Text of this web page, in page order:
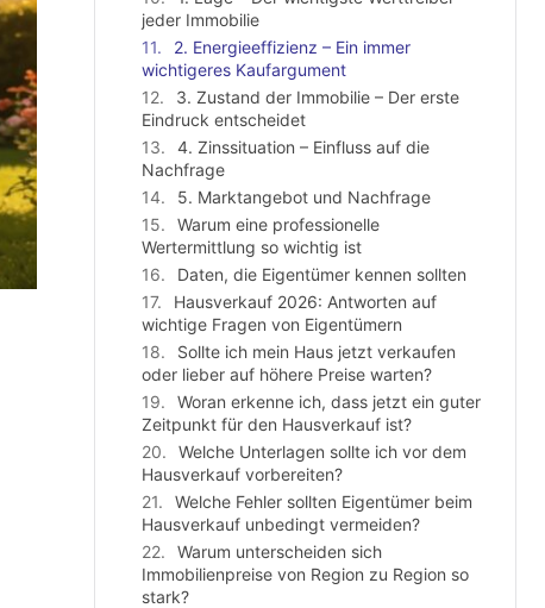
jeder Immobilie
2. Energieeffizienz – Ein immer
wichtigeres Kaufargument
3. Zustand der Immobilie – Der erste
Eindruck entscheidet
4. Zinssituation – Einfluss auf die
Nachfrage
5. Marktangebot und Nachfrage
Warum eine professionelle
Wertermittlung so wichtig ist
Daten, die Eigentümer kennen sollten
Hausverkauf 2026: Antworten auf
wichtige Fragen von Eigentümern
Sollte ich mein Haus jetzt verkaufen
oder lieber auf höhere Preise warten?
Woran erkenne ich, dass jetzt ein guter
Zeitpunkt für den Hausverkauf ist?
Welche Unterlagen sollte ich vor dem
Hausverkauf vorbereiten?
Welche Fehler sollten Eigentümer beim
Hausverkauf unbedingt vermeiden?
Warum unterscheiden sich
Immobilienpreise von Region zu Region so
stark?